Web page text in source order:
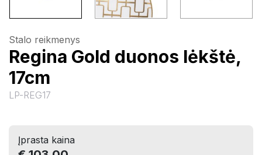
Stalo reikmenys
Regina Gold duonos lėkštė,
17cm
LP-REG17
Įprasta kaina